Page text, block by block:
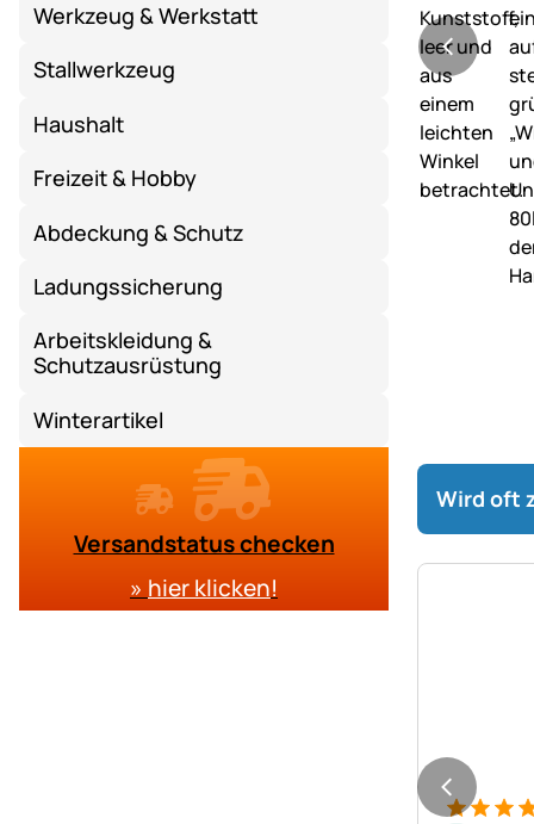
Werkzeug & Werkstatt
Stallwerkzeug
Haushalt
Freizeit & Hobby
Abdeckung & Schutz
Ladungssicherung
Arbeitskleidung &
Schutzausrüstung
Winterartikel
Versandstatus checken
» hier klicken!
Wird oft